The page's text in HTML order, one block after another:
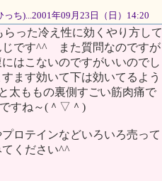
っち)...2001年09月23日（日）14:20
った冷え性に効くやり方して
じです^^ また質問なのですが
はこないのですがいいのでし
ます効いて下は効いてるよう
太ももの裏側すごい筋肉痛で
すね～(＾▽＾)
ロテインなどいろいろ売って
ください^^